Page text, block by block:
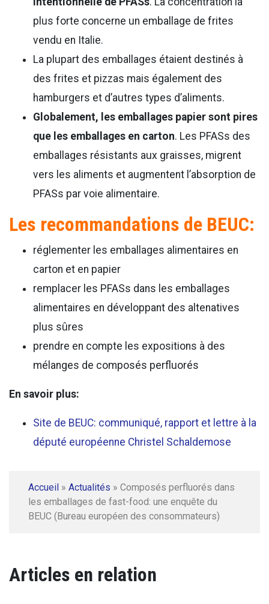
plus forte concerne un emballage de frites
vendu en Italie.
La plupart des emballages étaient destinés à
des frites et pizzas mais également des
hamburgers et d’autres types d’aliments.
Globalement, les emballages papier sont pires
que les emballages en carton. Les PFASs des
emballages résistants aux graisses, migrent
vers les aliments et augmentent l’absorption de
PFASs par voie alimentaire.
Les recommandations de BEUC:
réglementer les emballages alimentaires en
carton et en papier
remplacer les PFASs dans les emballages
alimentaires en développant des altenatives
plus sûres
prendre en compte les expositions à des
mélanges de composés perfluorés
En savoir plus:
Site de BEUC: communiqué, rapport et lettre à la
député européenne Christel Schaldemose
Accueil » Actualités » Composés perfluorés dans
les emballages de fast-food: une enquête du
BEUC (Bureau européen des consommateurs)
Articles en relation